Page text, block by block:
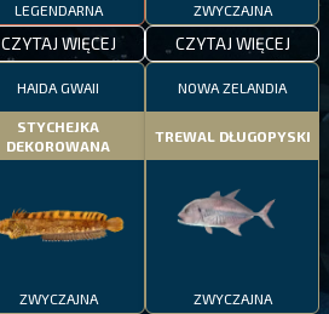
LEGENDARNA
CZYTAJ WIĘCEJ
ZWYCZAJNA
CZYTAJ WIĘCEJ
HAIDA GWAII
STYCHEJKA
DEKOROWANA
ZWYCZAJNA
NOWA ZELANDIA
TREWAL DŁUGOPYSKI
ZWYCZAJNA